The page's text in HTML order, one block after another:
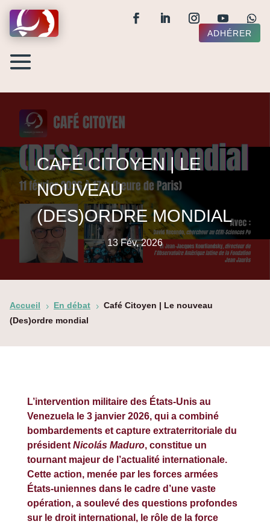
ADHÉRER
CAFÉ CITOYEN | LE
NOUVEAU
(DES)ORDRE MONDIAL
13 Fév, 2026
Accueil 5 En débat 5 Café Citoyen | Le nouveau
(Des)ordre mondial
L’intervention militaire des États-Unis au
Venezuela le 3 janvier 2026, qui a combiné
bombardements et capture extraterritoriale du
président Nicolás Maduro, constitue un
tournant majeur de l’actualité internationale.
Cette action, menée par les forces armées
États-uniennes dans le cadre d’une vaste
opération, a soulevé des questions profondes
sur le droit international, le rôle de la force